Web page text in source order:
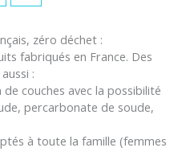
zéro déchet :
fabriqués en France. Des
:
couches avec la possibilité
percarbonate de soude,
à toute la famille (femmes